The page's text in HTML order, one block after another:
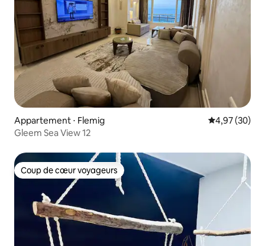
Appartement ⋅ Flemig Évaluation
4,97 (30)
Gleem Sea View 12
Coup de cœur voyageurs
Coup de cœur voyageurs